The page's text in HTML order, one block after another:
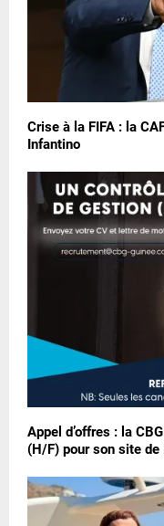
Crise à la FIFA : la
Infantino
Appel d’offres : la
(H/F) pour son site de